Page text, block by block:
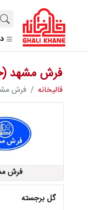
فرش مشهد
قالیخانه فرش
فرش
گل برجسته